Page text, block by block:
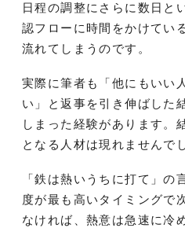
日程の調整にさらに数日と
認フローに時間をかけてい
流れてしまうのです。
実際に筆者も「他にもいい
い」と返事を引き伸ばした
しまった経験があります。
となる人材は現れませんで
「鉄は熱いうちに打て」の
度が最も高いタイミングで
なければ、熱意は急速に冷